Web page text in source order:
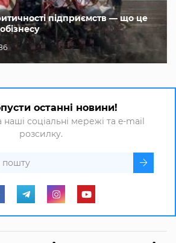
підприємств — що це
останні новини!
наші соціальні мережі та e-mail
розсилку.